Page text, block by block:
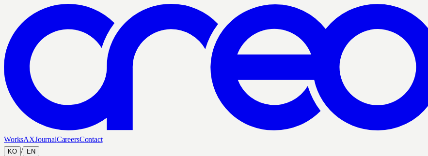
WorksAXJournalCareersContact
KO / EN